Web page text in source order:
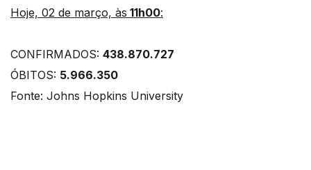
Hoje, 02 de março, às 11h00:
CONFIRMADOS: 438.870.727
ÓBITOS: 5.966.350
Fonte: Johns Hopkins University